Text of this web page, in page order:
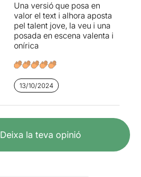
Una versió que posa en
valor el text i alhora aposta
pel talent jove, la veu i una
posada en escena valenta i
onírica
13/10/2024
Deixa la teva opinió